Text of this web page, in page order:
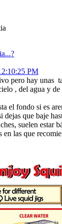
PM
pero hay unas
, del agua y
el fondo si es
dejas que baje
suelen estar
en las que